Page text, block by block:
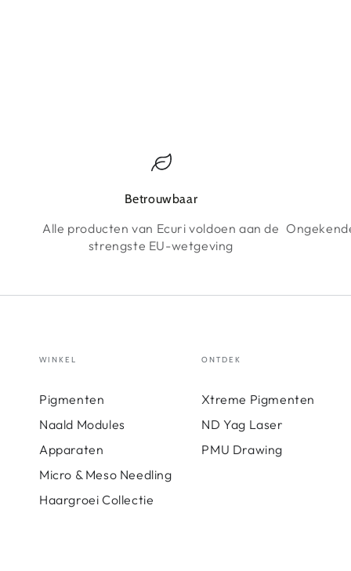
Betrouwbaar
Alle producten van Ecuri voldoen aan de
strengste EU-wetgeving
WINKEL
Pigmenten
Naald Modules
Apparaten
Micro & Meso Needling
Haargroei Collectie
ONTDEK
Xtreme Pigmenten
ND Yag Laser
PMU Drawing